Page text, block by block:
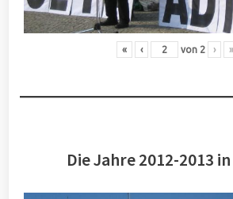
« ‹ von 2 › »
Die Jahre 2012-2013